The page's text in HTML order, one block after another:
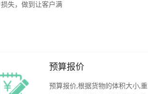
失，做到让客户满
预算报价
预算报价,根据货物的体积大小,重